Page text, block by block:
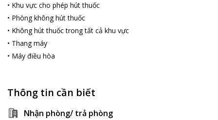
• Khu vực cho phép hút thuốc
• Phòng không hút thuốc
• Không hút thuốc trong tất cả khu vực
• Thang máy
• Máy điều hòa
Thông tin cần biết
Nhận phòng/ trả phòng